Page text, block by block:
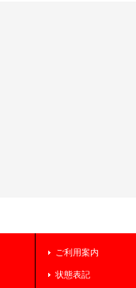
ご利用案内
状態表記